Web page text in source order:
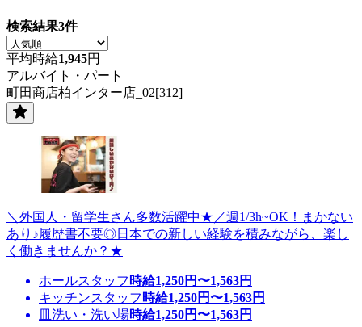
検索結果3件
平均時給1,945円
アルバイト・パート
町田商店柏インター店_02[312]
＼外国人・留学生さん多数活躍中★／週1/3h~OK！まかない
あり♪履歴書不要◎日本での新しい経験を積みながら、楽し
く働きませんか？★
ホールスタッフ 時給1,250円〜1,563円
キッチンスタッフ 時給1,250円〜1,563円
皿洗い・洗い場時給1,250円〜1,563円